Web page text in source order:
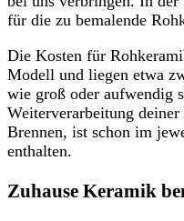
für die zu bemalende
Die Kosten für
Modell und liegen etwa
wie groß oder aufwendig
Weiterverarbeitung
Brennen, ist schon im
enthalten.
Zuhause Keramik